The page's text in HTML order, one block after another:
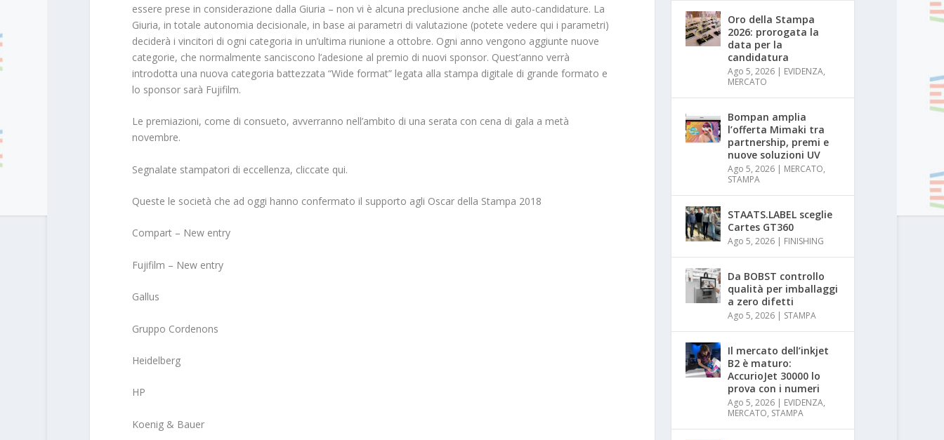
essere prese in considerazione dalla Giuria – non vi è alcuna preclusione anche alle auto-candidature. La
Giuria, in totale autonomia decisionale, in base ai parametri di valutazione (potete vedere qui i parametri)
deciderà i vincitori di ogni categoria in un’ultima riunione a ottobre. Ogni anno vengono aggiunte nuove
categorie, che normalmente sanciscono l’adesione al premio di nuovi sponsor. Quest’anno verrà
introdotta una nuova categoria battezzata “Wide format” legata alla stampa digitale di grande formato e
lo sponsor sarà Fujifilm.
Le premiazioni, come di consueto, avverranno nell’ambito di una serata con cena di gala a metà
novembre.
Segnalate stampatori di eccellenza, cliccate qui.
Queste le società che ad oggi hanno confermato il supporto agli Oscar della Stampa 2018
Compart – New entry
Fujifilm – New entry
Gallus
Gruppo Cordenons
Heidelberg
HP
Koenig & Bauer
Oro della Stampa
2026: prorogata la
data per la
candidatura
Ago 5, 2026 | EVIDENZA,
MERCATO
Bompan amplia
l’offerta Mimaki tra
partnership, premi e
nuove soluzioni UV
Ago 5, 2026 | MERCATO,
STAMPA
STAATS.LABEL sceglie
Cartes GT360
Ago 5, 2026 | FINISHING
Da BOBST controllo
qualità per imballaggi
a zero difetti
Ago 5, 2026 | STAMPA
Il mercato dell’inkjet
B2 è maturo:
AccurioJet 30000 lo
prova con i numeri
Ago 5, 2026 | EVIDENZA,
MERCATO, STAMPA